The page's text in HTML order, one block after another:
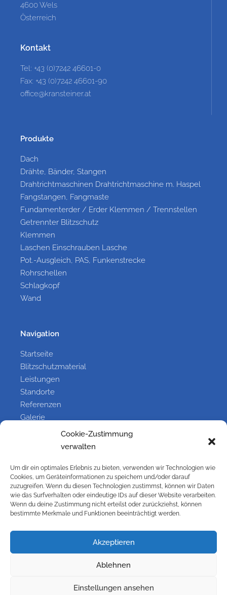
Cookie-Zustimmung
verwalten
Um dir ein optimales Erlebnis zu bieten, verwenden wir Technologien wie
Cookies, um Geräteinformationen zu speichern und/oder darauf
zuzugreifen. Wenn du diesen Technologien zustimmst, können wir Daten
wie das Surfverhalten oder eindeutige IDs auf dieser Website verarbeiten.
Wenn du deine Zustimmung nicht erteilst oder zurückziehst, können
bestimmte Merkmale und Funktionen beeinträchtigt werden.
Akzeptieren
Ablehnen
Einstellungen ansehen
4600 Wels
Österreich
Kontakt
Tel: +43 (0)7242 46601-0
Fax: +43 (0)7242 46601-90
office@kransteiner.at
Produkte
Dach
Drähte, Bänder, Stangen
Drahtrichtmaschinen Drahtrichtmaschine m. Haspel
Fangstangen, Fangmaste
Fundamenterder / Erder Klemmen / Trennstellen
Getrennter Blitzschutz
Klemmen
Laschen Einschrauben Lasche
Pot.-Ausgleich, PAS, Funkenstrecke
Rohrschellen
Schlagkopf
Wand
Navigation
Startseite
Blitzschutzmaterial
Leistungen
Standorte
Referenzen
Galerie
Information
Kontakt
Impressum
Versandbedingungen